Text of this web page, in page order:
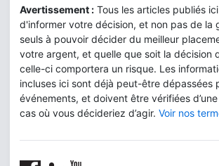
Avertissement : Tous les articles publiés
d'informer votre décision, et non pas de la
seuls à pouvoir décider du meilleur
votre argent, et quelle que soit la décision
celle-ci comportera un risque. Les
incluses ici sont déjà peut-être dépassées
événements, et doivent être vérifiées
cas où vous décideriez d’agir. Voir nos